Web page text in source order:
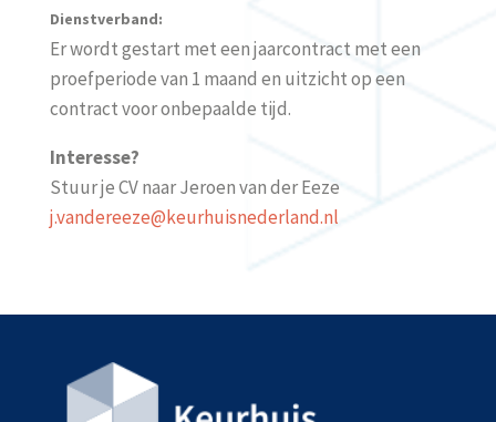
Dienstverband:
Er wordt gestart met een jaarcontractmet een
proefperiode van 1 maand en uitzicht op een
contract voor onbepaalde tijd.
Interesse?
Stuur je CV naar Jeroen van der Eeze
j.vandereeze@keurhuisnederland.nl